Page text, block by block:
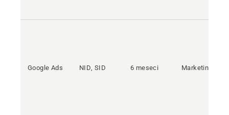
Google Ads NID, SID 6 meseci Marketing